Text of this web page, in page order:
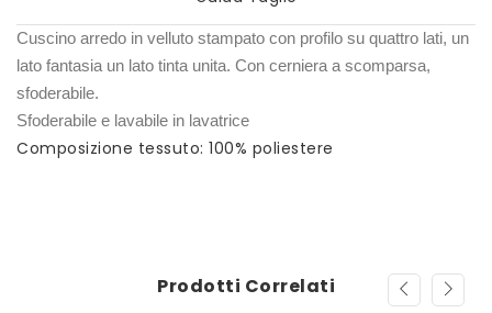
Cuscino arredo in velluto stampato con profilo su quattro lati, un
lato fantasia un lato tinta unita. Con cerniera a scomparsa,
sfoderabile.
Sfoderabile e lavabile in lavatrice
Composizione tessuto: 100% poliestere
Prodotti Correlati